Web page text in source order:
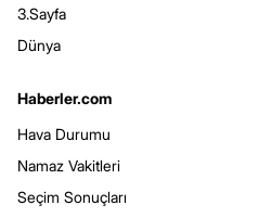
3.Sayfa
Dünya
Haberler.com
Hava Durumu
Namaz Vakitleri
Seçim Sonuçları